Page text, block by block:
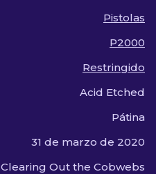
Pistolas
P2000
Restringido
Acid Etched
Pátina
31 de marzo de 2020
Clearing Out the Cobwebs